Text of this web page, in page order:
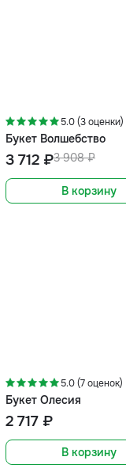
5.0 (3 оценки)
Букет Волшебство
3 908 ₽
3 712 ₽
В корзину
5.0 (7 оценок)
Букет Олесия
2 717 ₽
В корзину